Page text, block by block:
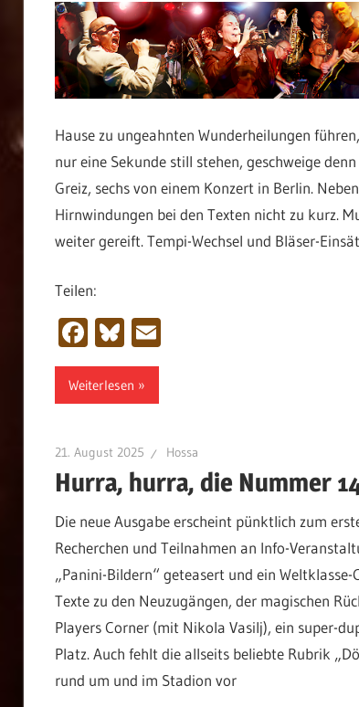
Hause zu ungeahnten Wunderheilungen
nur eine Sekunde still stehen, geschweige
Greiz, sechs von einem Konzert in Berlin.
Hirnwindungen bei den Texten nicht zu kurz.
weiter gereift. Tempi-Wechsel und Bläser-
Teilen:
Facebook
Bluesky
Email
Weiterlesen
21. August 2025 Hossa
Hurra, hurra, die Nummer
Die neue Ausgabe erscheint pünktlich zum
Recherchen und Teilnahmen an Info-
„Panini-Bildern“ geteasert und ein
Texte zu den Neuzugängen, der magischen
Players Corner (mit Nikola Vasilj), ein super-
Platz. Auch fehlt die allseits beliebte Rubrik
rund um und im Stadion vor